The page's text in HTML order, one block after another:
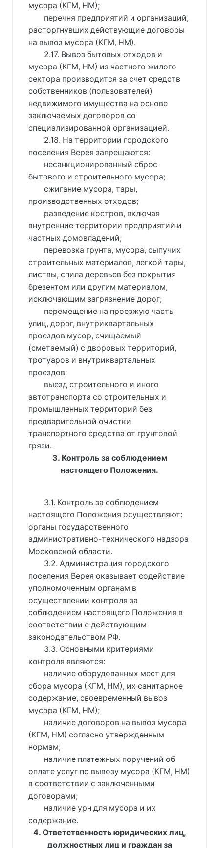
мусора (КГМ, НМ);
перечня предприятий и организаций,
расторгнувших действующие договоры
на вывоз мусора (КГМ, НМ).
2.17. Вывоз бытовых отходов и
мусора (КГМ, НМ) из частного жилого
сектора производится за счет средств
собственников (пользователей)
недвижимого имущества на основе
заключаемых договоров со
специализированной организацией.
2.18. На территории городского
поселения Верея запрещаются:
несанкционированный сброс
бытового и строительного мусора;
сжигание мусора, тары,
производственных отходов;
разведение костров, включая
внутренние территории предприятий и
частных домовладений;
перевозка грунта, мусора, сыпучих
строительных материалов, легкой тары,
листвы, спила деревьев без покрытия
брезентом или другим материалом,
исключающим загрязнение дорог;
перемещение на проезжую часть
улиц, дорог, внутриквартальных
проездов мусор, счищаемый
(сметаемый) с дворовых территорий,
тротуаров и внутриквартальных
проездов;
выезд строительного и иного
автотранспорта со строительных и
промышленных территорий без
предварительной очистки
транспортного средства от грунтовой
грязи.
3. Контроль за соблюдением
настоящего Положения.
3.1. Контроль за соблюдением
настоящего Положения осуществляют:
органы государственного
административно-технического надзора
Московской области.
3.2. Администрация городского
поселения Верея оказывает содействие
уполномоченным органам в
осуществлении контроля за
соблюдением настоящего Положения в
соответствии с действующим
законодательством РФ.
3.3. Основными критериями
контроля являются:
наличие оборудованных мест для
сбора мусора (КГМ, НМ), их санитарное
содержание, своевременный вывоз
мусора (КГМ, НМ);
наличие договоров на вывоз мусора
(КГМ, НМ) согласно утвержденным
нормам;
наличие платежных поручений об
оплате услуг по вывозу мусора (КГМ, НМ)
в соответствии с заключенными
договорами;
наличие урн для мусора и их
содержание.
4. Ответственность юридических лиц,
должностных лиц и граждан за